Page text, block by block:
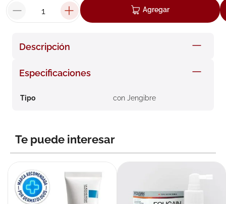
Agregar
Descripción
Especificaciones
Tipo con Jengibre
Te puede interesar
degraler
8. roche posay
10.